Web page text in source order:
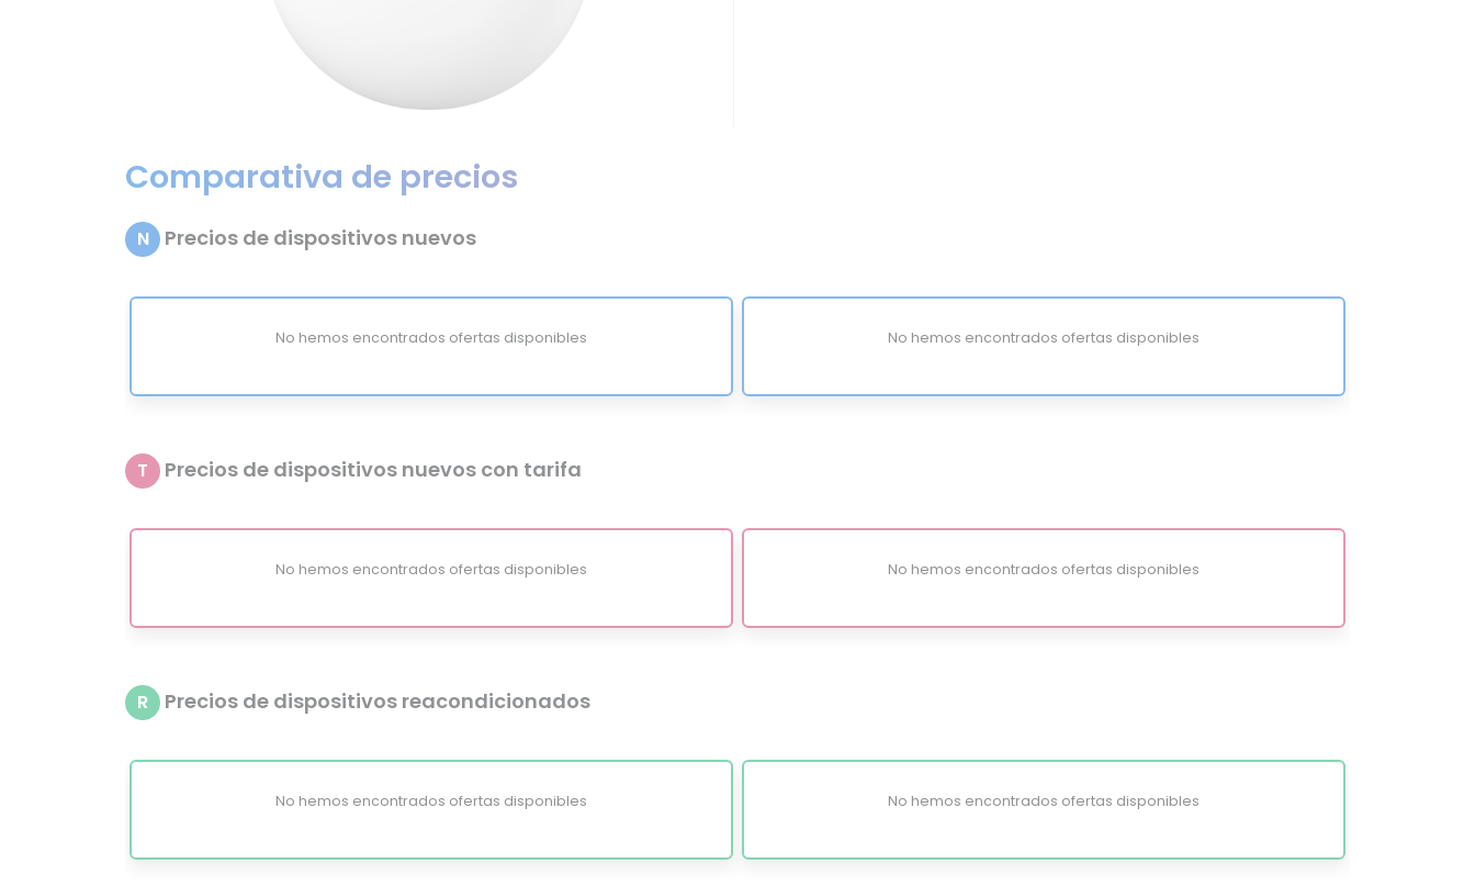
Comparativa de precios
N Precios de dispositivos nuevos
No hemos encontrados ofertas disponibles No hemos encontrados ofertas disponibles
T Precios de dispositivos nuevos con tarifa
No hemos encontrados ofertas disponibles No hemos encontrados ofertas disponibles
R Precios de dispositivos reacondicionados
No hemos encontrados ofertas disponibles No hemos encontrados ofertas disponibles